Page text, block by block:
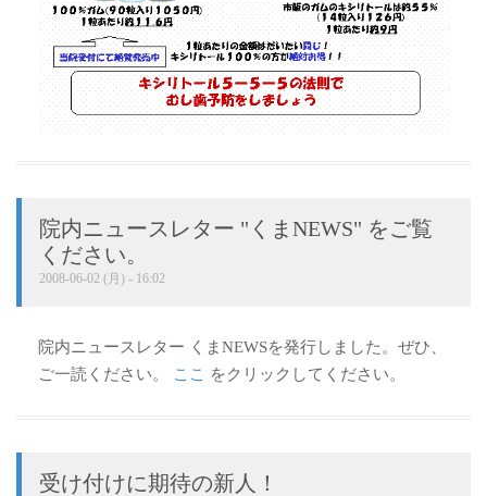
院内ニュースレター "くまNEWS" をご覧
ください。
2008-06-02 (月) - 16:02
院内ニュースレター くまNEWSを発行しました。ぜひ、
ご一読ください。
ここ をクリックしてください。
受け付けに期待の新人！